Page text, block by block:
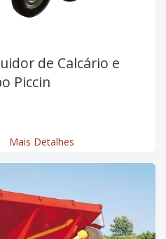
de Calcário e
Piccin
Mais Detalhes